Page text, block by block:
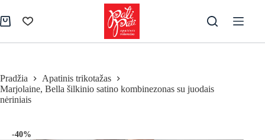
to
content
Pirkinių
Pradžia
Apatinis trikotažas
Marjolaine, Bella šilkinio satino kombinezonas su juodais
nėriniais
-40%